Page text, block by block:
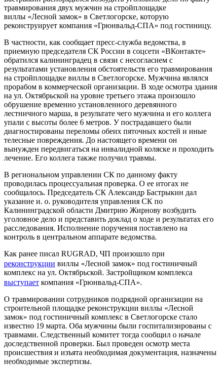
травмирования двух мужчин на стройплощадке
виллы «Лесной замок» в Светлогорске, которую
реконструирует компания «Грюнвальд-СПА» под гостиницу.
В частности, как сообщает пресс-служба ведомства, в
приемную председателя СК России в соцсети «ВКонтакте»
обратился калининградец в связи с несогласием с
результатами установления обстоятельств его травмирования
на стройплощадке виллы в Светлогорске. Мужчина являлся
прорабом в коммерческой организации. В ходе осмотра здания
на ул. Октябрьской на уровне третьего этажа произошло
обрушение временно установленного деревянного
лестничного марша, в результате чего мужчина и его коллега
упали с высоты более 6 метров. У пострадавшего были
диагностированы переломы обеих пяточных костей и иные
телесные повреждения. До настоящего времени он
вынужден передвигаться на инвалидной коляске и проходить
лечение. Его коллега также получил травмы.
В региональном управлении СК по данному факту
проводилась процессуальная проверка. О ее итогах не
сообщалось. Председатель СК Александр Бастрыкин дал
указание и. о. руководителя управления СК по
Калининградской области Дмитрию Жирнову возбудить
уголовное дело и представить доклад о ходе и результатах его
расследования. Исполнение поручения поставлено на
контроль в центральном аппарате ведомства.
Как ранее писал RUGRAD, ЧП произошло при
реконструкции виллы «Лесной замок» под гостиничный
комплекс на ул. Октябрьской. Застройщиком комплекса
выступает компания «Грюнвальд-СПА».
О травмировании сотрудников подрядной организации на
строительной площадке реконструкции виллы «Лесной
замок» под гостиничный комплекс в Светлогорске стало
известно 19 марта. Оба мужчины были госпитализированы с
травмами. Следственный комитет тогда сообщил о начале
доследственной проверки. Был проведен осмотр места
происшествия и изъята необходимая документация, назначены
необходимые экспертизы.